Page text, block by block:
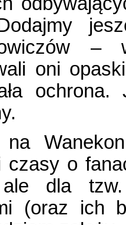
oni
na
czasy o
dla tzw.
(oraz ich